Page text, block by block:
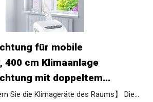
für mobile
400 cm Klimaanlage
mit doppeltem...
Sie die Klimageräte des Raums】 Die...